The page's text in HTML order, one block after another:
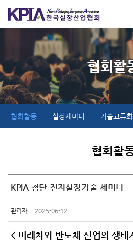
협회활
협회활동 실장세미나 기술교류회
협회활
KPIA 첨단 전자실장기술 세미나
관리자 2025-06-12
< 미래차와 반도체 산업의 생태